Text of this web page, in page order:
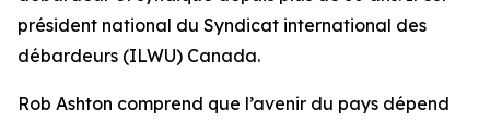
président national du Syndicat international des
débardeurs (ILWU) Canada.
Rob Ashton comprend que l’avenir du pays dépend